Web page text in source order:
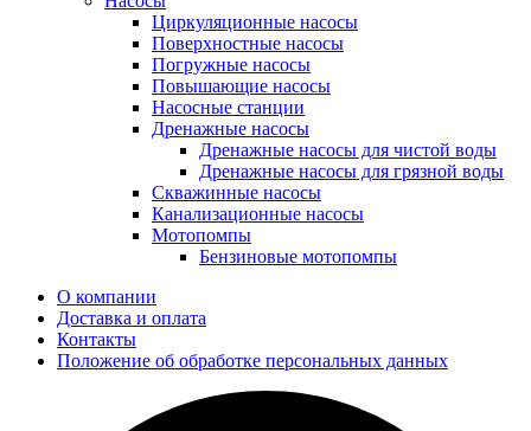
Циркуляционные насосы
Поверхностные насосы
Погружные насосы
Повышающие насосы
Насосные станции
Дренажные насосы
Дренажные насосы для чистой воды
Дренажные насосы для грязной воды
Скважинные насосы
Канализационные насосы
Мотопомпы
Бензиновые мотопомпы
О компании
Доставка и оплата
Контакты
Положение об обработке персональных данных